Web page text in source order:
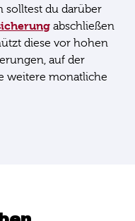
solltest du darüber
abschließen
diese vor hohen
auf der
weitere monatliche